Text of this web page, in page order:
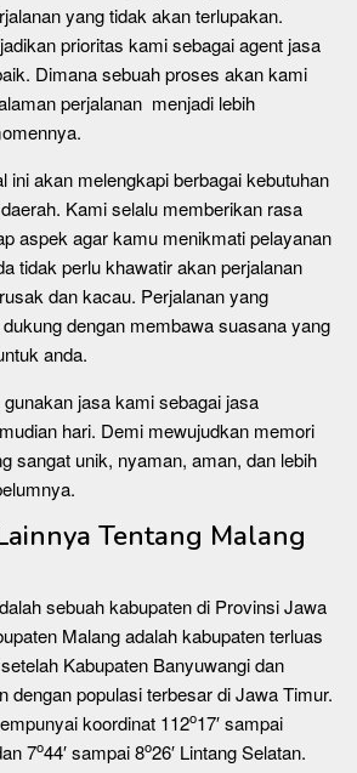
yang tidak akan terlupakan.
prioritas kami sebagai agent jasa
Dimana sebuah proses akan kami
perjalanan menjadi lebih
ini akan melengkapi berbagai kebutuhan
Kami selalu memberikan rasa
aspek agar kamu menikmati pelayanan
tidak perlu khawatir akan perjalanan
dan kacau. Perjalanan yang
dengan membawa suasana yang
anda.
jasa kami sebagai jasa
hari. Demi mewujudkan memori
sangat unik, nyaman, aman, dan lebih
Tentang Malang
sebuah kabupaten di Provinsi Jawa
Malang adalah kabupaten terluas
Kabupaten Banyuwangi dan
dengan populasi terbesar di Jawa Timur.
koordinat 112o17′ sampai
7o44′ sampai 8o26′ Lintang Selatan.